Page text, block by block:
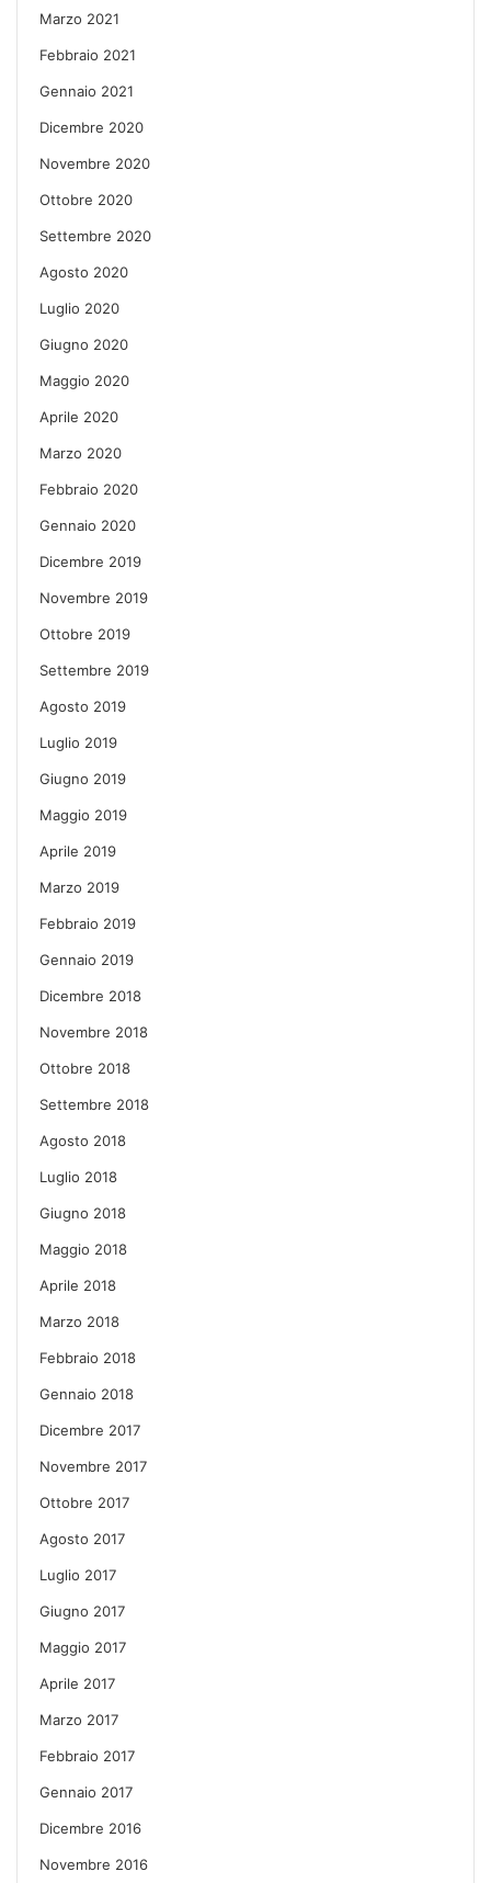
Marzo 2021
Febbraio 2021
Gennaio 2021
Dicembre 2020
Novembre 2020
Ottobre 2020
Settembre 2020
Agosto 2020
Luglio 2020
Giugno 2020
Maggio 2020
Aprile 2020
Marzo 2020
Febbraio 2020
Gennaio 2020
Dicembre 2019
Novembre 2019
Ottobre 2019
Settembre 2019
Agosto 2019
Luglio 2019
Giugno 2019
Maggio 2019
Aprile 2019
Marzo 2019
Febbraio 2019
Gennaio 2019
Dicembre 2018
Novembre 2018
Ottobre 2018
Settembre 2018
Agosto 2018
Luglio 2018
Giugno 2018
Maggio 2018
Aprile 2018
Marzo 2018
Febbraio 2018
Gennaio 2018
Dicembre 2017
Novembre 2017
Ottobre 2017
Agosto 2017
Luglio 2017
Giugno 2017
Maggio 2017
Aprile 2017
Marzo 2017
Febbraio 2017
Gennaio 2017
Dicembre 2016
Novembre 2016